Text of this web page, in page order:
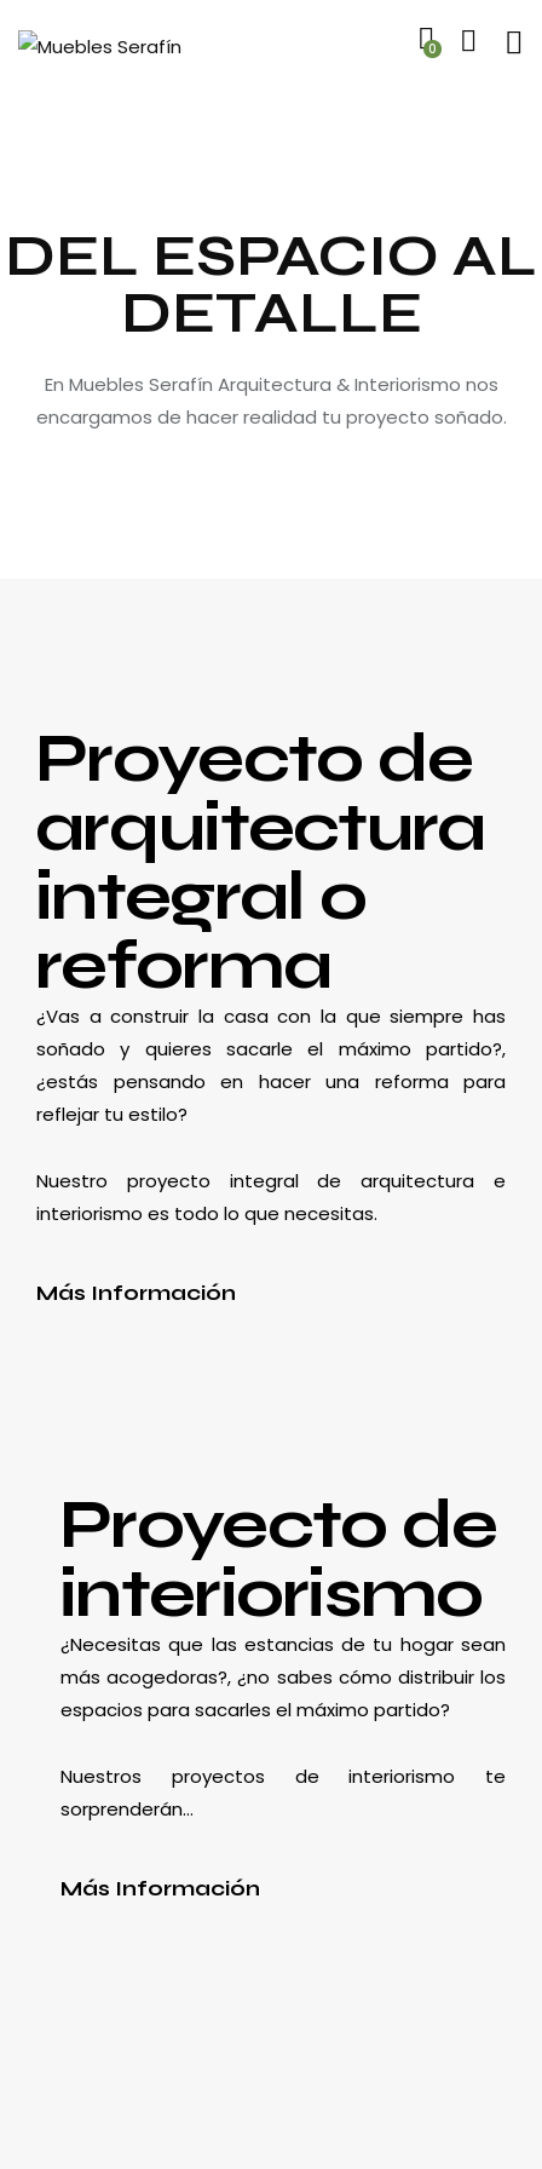
0
DEL ESPACIO AL
DETALLE
En Muebles Serafín Arquitectura & Interiorismo nos
encargamos de hacer realidad tu proyecto soñado.
Proyecto de
arquitectura
integral o
reforma
¿Vas a construir la casa con la que siempre has
soñado y quieres sacarle el máximo partido?,
¿estás pensando en hacer una reforma para
reflejar tu estilo?
Nuestro proyecto integral de arquitectura e
interiorismo es todo lo que necesitas.
Más Información
Proyecto de
interiorismo
¿Necesitas que las estancias de tu hogar sean
más acogedoras?, ¿no sabes cómo distribuir los
espacios para sacarles el máximo partido?
Nuestros proyectos de interiorismo te
sorprenderán…
Más Información